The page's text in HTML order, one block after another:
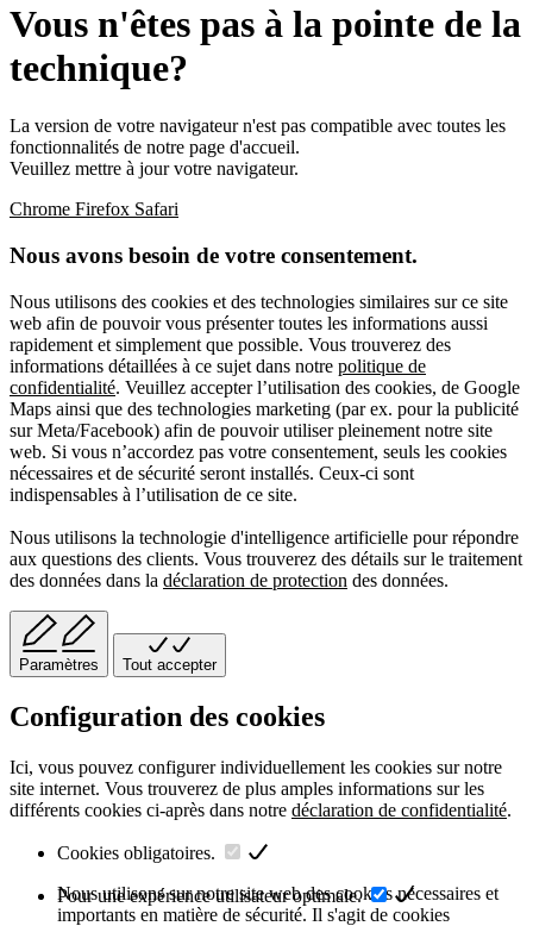
Vous n'êtes pas à la pointe de la
technique?
La version de votre navigateur n'est pas compatible avec toutes les
fonctionnalités de notre page d'accueil.
Veuillez mettre à jour votre navigateur.
Chrome Firefox Safari
Nous avons besoin de votre consentement.
Nous utilisons des cookies et des technologies similaires sur ce site
web afin de pouvoir vous présenter toutes les informations aussi
rapidement et simplement que possible. Vous trouverez des
informations détaillées à ce sujet dans notre politique de
confidentialité. Veuillez accepter l’utilisation des cookies, de Google
Maps ainsi que des technologies marketing (par ex. pour la publicité
sur Meta/Facebook) afin de pouvoir utiliser pleinement notre site
web. Si vous n’accordez pas votre consentement, seuls les cookies
nécessaires et de sécurité seront installés. Ceux-ci sont
indispensables à l’utilisation de ce site.
Nous utilisons la technologie d'intelligence artificielle pour répondre
aux questions des clients. Vous trouverez des détails sur le traitement
des données dans la déclaration de protection des données.
Paramètres Tout accepter
Configuration des cookies
Ici, vous pouvez configurer individuellement les cookies sur notre
site internet. Vous trouverez de plus amples informations sur les
différents cookies ci-après dans notre déclaration de confidentialité.
Cookies obligatoires.
Nous utilisons sur notre site web des cookies nécessaires et
importants en matière de sécurité. Il s'agit de cookies
Pour une expérience utilisateur optimale.